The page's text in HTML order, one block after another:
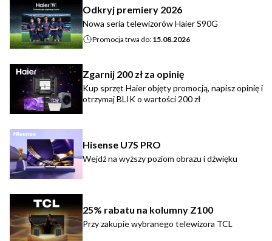
Odkryj premiery 2026
Nowa seria telewizorów Haier S90G
Promocja trwa do: 15.08.2026
Zgarnij 200 zł za opinię
Kup sprzęt Haier objęty promocją, napisz opinię i
otrzymaj BLIK o wartości 200 zł
Hisense U7S PRO
Wejdź na wyższy poziom obrazu i dźwięku
25% rabatu na kolumny Z100
Przy zakupie wybranego telewizora TCL